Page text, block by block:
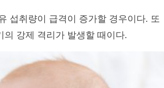
섭취량이 급격이 증가할 경우이다. 또
강제 격리가 발생할 때이다.